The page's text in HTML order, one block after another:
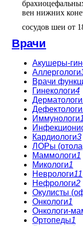
вен нижних
сосудов шеи от
Врачи
Акушеры-
Аллергологи
Врачи
Гинекологи4
Дерматологи
Дефектологи
Иммунологи
Кардиологи3
ЛОРы
Маммологи1
Микологи1
Неврологи11
Нефрологи2
Окулисты
Онкологи1
Онкологи-
Ортопеды1